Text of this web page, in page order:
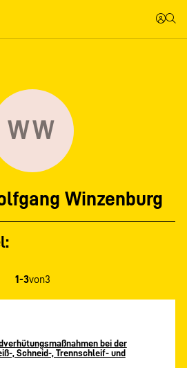
WW
Winzenburg
1-3von3
bei der
, Schneid-, Trennschleif- und